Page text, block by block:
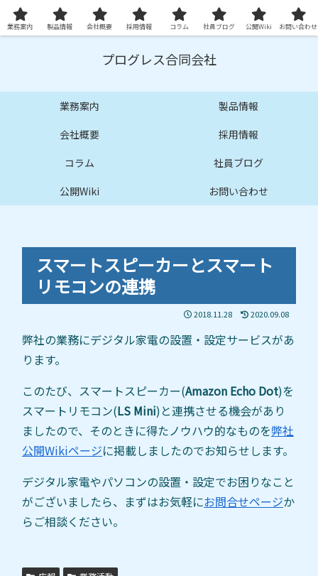
プロ品質の技術サービスとシステムを提供します
プログレス合同会社
業務案内
製品情報
会社概要
採用情報
コラム
社員ブログ
公開Wiki
お問い合わせ
スマートスピーカーとスマート
リモコンの連携
2018.11.28 2020.09.08
弊社の業務にデジタル家電の設置・設定サービスがあ
ります。
このたび、スマートスピーカー(Amazon Echo Dot)を
スマートリモコン(LS Mini)と連携させる機会があり
ましたので、そのときに得たノウハウ的なものを弊社
公開Wikiページに掲載しましたのでお知らせします。
デジタル家電やパソコンの設置・設定でお困りなこと
がございましたら、まずはお気軽にお問合せページか
らご相談ください。
業務案内 製品情報 会社概要 採用情報 コラム 社員ブログ 公開Wiki お問い合わせ